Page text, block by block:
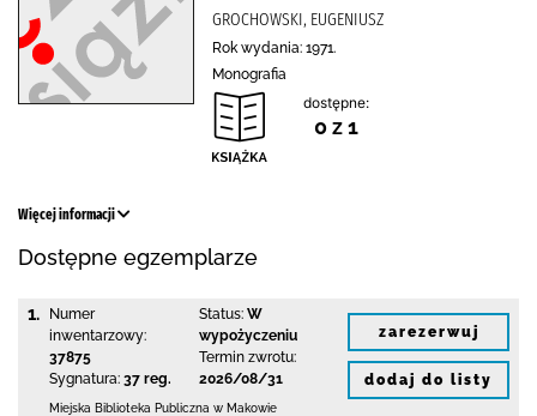
GROCHOWSKI, EUGENIUSZ
Rok wydania: 1971.
Monografia
dostępne:
0 z 1
Więcej informacji
Dostępne egzemplarze
1.
Numer
inwentarzowy:
37875
Sygnatura: 37 reg.
Status: W
wypożyczeniu
Termin zwrotu:
2026/08/31
Miejska Biblioteka Publiczna w Makowie
zarezerwuj
dodaj do listy